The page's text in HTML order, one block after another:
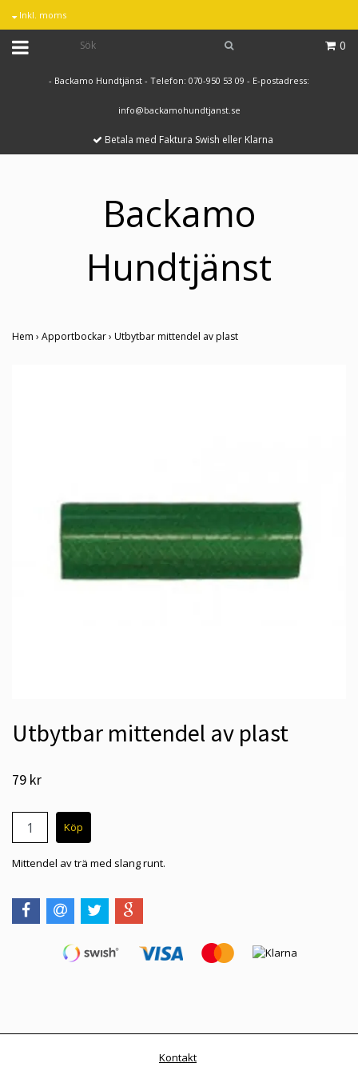
Inkl. moms
0
- Backamo Hundtjänst - Telefon: 070-950 53 09 - E-postadress:
info@backamohundtjanst.se
Betala med Faktura Swish eller Klarna
Backamo
Hundtjänst
Hem › Apportbockar› Utbytbar mittendel av plast
Utbytbar mittendel av plast
79 kr
Mittendel av trä med slang runt.
Kontakt